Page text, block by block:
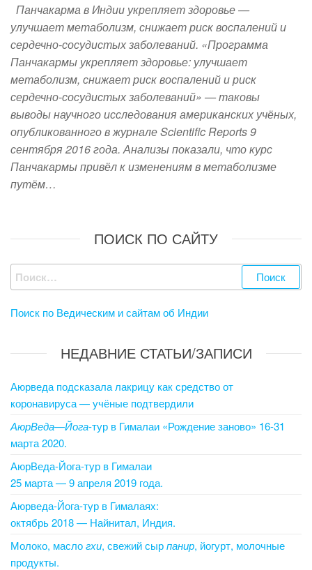
Панчакарма в Индии укрепляет здоровье —
улучшает метаболизм, снижает риск воспалений и
сердечно-сосудистых заболеваний. «Программа
Панчакармы укрепляет здоровье: улучшает
метаболизм, снижает риск воспалений и риск
сердечно-сосудистых заболеваний» — таковы
выводы научного исследования американских учёных,
опубликованного в журнале Scientific Reports 9
сентября 2016 года. Анализы показали, что курс
Панчакармы привёл к изменениям в метаболизме
путём…
ПОИСК ПО САЙТУ
Найти:
Поиск по Ведическим и сайтам об Индии
НЕДАВНИЕ СТАТЬИ/ЗАПИСИ
Аюрведа подсказала лакрицу как средство от
коронавируса — учёные подтвердили
АюрВеда—Йога-тур в Гималаи «Рождение заново» 16-31
марта 2020.
АюрВеда-Йога-тур в Гималаи
25 марта — 9 апреля 2019 года.
Аюрведа-Йога-тур в Гималаях:
октябрь 2018 — Найнитал, Индия.
Молоко, маслогхи, свежий сырпанир, йогурт, молочные
продукты.